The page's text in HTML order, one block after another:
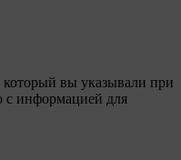
который вы указывали при
с информацией для